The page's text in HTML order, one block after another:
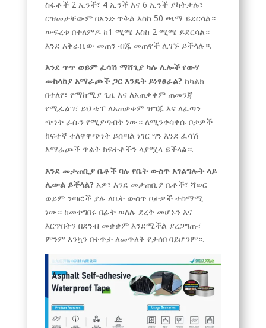
ስፋቶች 2 ኢንች፣ 4 ኢንች እና 6 ኢንች ያካትታሉ፣
ርዝመታቸውም በአንድ ጥቅል እስከ 50 ጫማ ይደርሳል።
ውፍረቱ በተለምዶ ከ1 ሚሜ እስከ 2 ሚሜ ይደርሳል።
እንደ አቅራቢው መጠን ብጁ መጠኖች ሊገኙ ይችላሉ።.
እንደ ጥጥ ወይም ፈሳሽ ማሸጊያ ካሉ ሌሎች የውሃ
መከላከያ አማራጮች ጋር እንዴት ይነፃፀራል? ከካልክ
በተለየ፣ የማከሚያ ጊዜ እና ለአጠቃቀም ጠመንጃ
የሚፈልግ፣ ይህ ቴፕ ለአጠቃቀም ዝግጁ እና ለፈጣን
ጭነት ራሱን የሚያጣብቅ ነው። ለሚንቀሳቀሱ ቦታዎች
ከፍተኛ ተለዋዋጭነት ይሰጣል ነገር ግን እንደ ፈሳሽ
አማራጮች ጥልቅ ክፍተቶችን ላያሟላ ይችላል።.
እንደ መታጠቢያ ቤቶች ባሉ የቤት ውስጥ አገልግሎት ላይ
ሊውል ይችላል? አዎ፣ እንደ መታጠቢያ ቤቶች፣ ሻወር
ወይም ንጣፎች ያሉ ለቤት ውስጥ ቦታዎች ተስማሚ
ነው። ከመተግበሩ በፊት ወለሉ ደረቅ መሆኑን እና
እርጥበትን በደንብ መቋቋም እንደሚችል ያረጋግጡ፣
ምንም እንኳን በቀጥታ ለመጥለቅ የታሰበ ባይሆንም።.